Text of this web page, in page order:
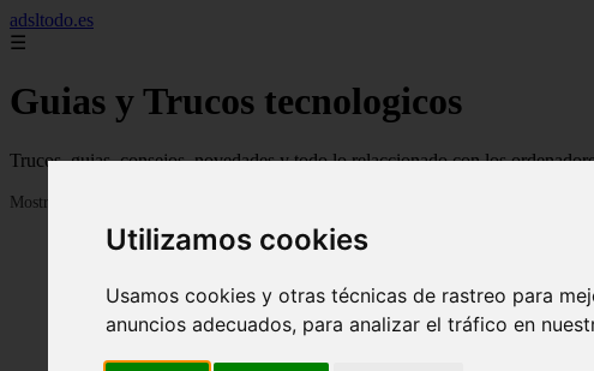
Utilizamos cookies
Usamos cookies y otras técnicas de rastreo para
anuncios adecuados, para analizar el tráfico en
adsltodo.es
☰
Guias y Trucos tecnologicos
Trucos, guias, consejos, novedades y todo lo relaccionado con los
Mostrando 1 - 24 de 148 artículos